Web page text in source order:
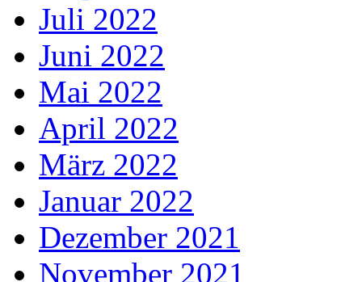
Juli 2022
Juni 2022
Mai 2022
April 2022
März 2022
Januar 2022
Dezember 2021
November 2021